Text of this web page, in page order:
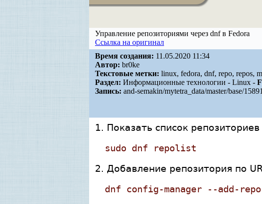
Управление репозиториями через dnf в Fedora
Ссылка на оригинал
Время создания: 11.05.2020 11:34
Автор: br0ke
Текстовые метки: linux, fedora, dnf, repo, repos,
Раздел: Информационные технологии - Linux -
Запись: and-semakin/mytetra_data/master/base/
1. Показать список
sudo dnf repolist
2. Добавление репозитория по
dnf config-manager --add-